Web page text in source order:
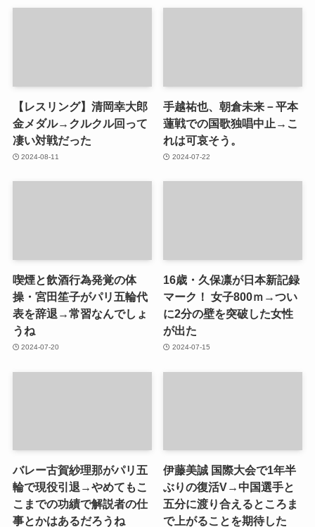
【レスリング】清岡幸大郎
金メダル→クルクル回って
凄い対戦だった
2024-08-11
手越祐也、朝倉未来－平本
蓮戦での国歌独唱中止→こ
れは可哀そう。
2024-07-22
喫煙と飲酒行為発覚の体
操・宮田笙子がパリ五輪代
表を辞退→常習なんでしょ
うね
2024-07-20
16歳・久保凛が日本新記録
マーク！ 女子800ｍ→つい
に2分の壁を突破した女性
が出た
2024-07-15
バレー古賀紗理那がパリ五
輪で現役引退→やめてもこ
こまでの功績で解説者の仕
事とかはあるだろうね
伊藤美誠 国際大会で1年半
ぶりの復活V→中国選手と
五分に渡り合えるところま
で上がることを期待した